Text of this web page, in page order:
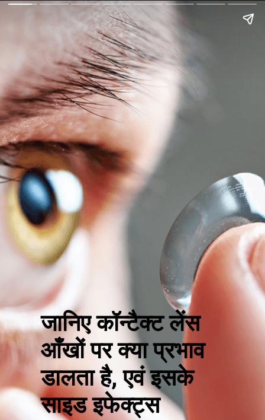
जानिए कॉन्टैक्ट लेंस
आँखों पर क्या प्रभाव
डालता है, एवं इसके
साइड इफेक्ट्स